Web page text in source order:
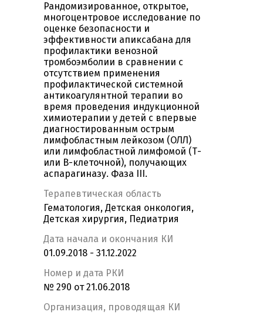
Рандомизированное, открытое,
многоцентровое исследование по
оценке безопасности и
эффективности апиксабана для
профилактики венозной
тромбоэмболии в сравнении с
отсутствием применения
профилактической системной
антикоагулянтной терапии во
время проведения индукционной
химиотерапии у детей с впервые
диагностированным острым
лимфобластным лейкозом (ОЛЛ)
или лимфобластной лимфомой (Т-
или В-клеточной), получающих
аспарагиназу. Фаза III.
Терапевтическая область
Гематология, Детская онкология,
Детская хирургия, Педиатрия
Дата начала и окончания КИ
01.09.2018 - 31.12.2022
Номер и дата РКИ
№ 290 от 21.06.2018
Организация, проводящая КИ